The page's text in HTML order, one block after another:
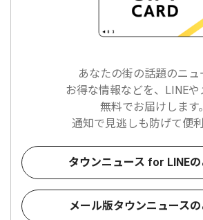
あなたの街の話題のニュ
お得な情報などを、LINEや
無料でお届けします。
通知で見逃しも防げて便
タウンニュース for LINE
メール版タウンニュース